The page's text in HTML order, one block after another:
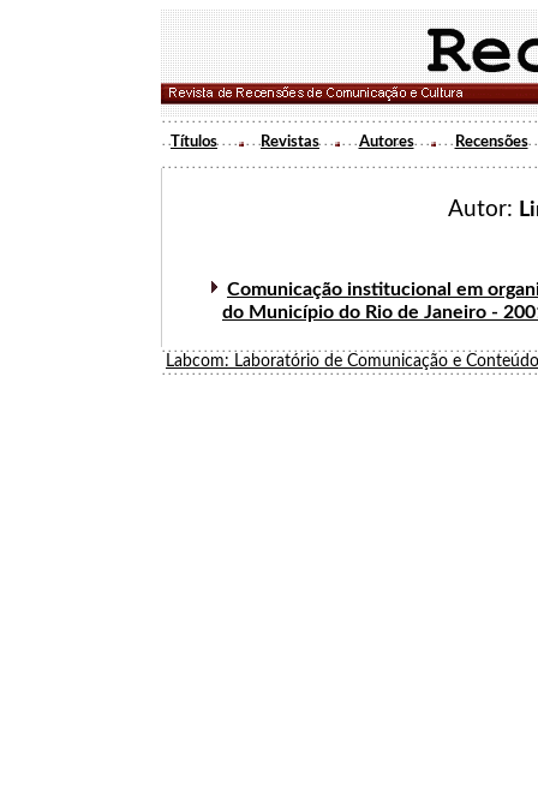
Títulos Revistas Autores Recensões
Autor:
Comunicação institucional em
do Município do Rio de Janeiro -
Labcom: Laboratório de Comunicação e